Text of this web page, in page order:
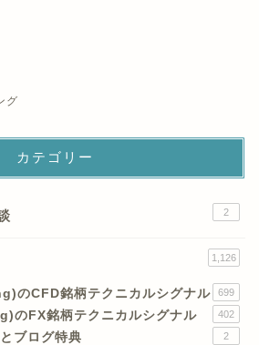
グ
カテゴリー
2
1,126
のCFD銘柄テクニカルシグナル 699
のFX銘柄テクニカルシグナル 402
ブログ特典 2